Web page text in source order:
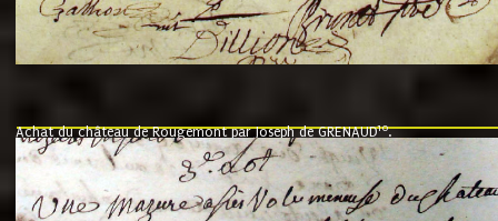
Achat du château de Rougemont par Joseph de GRENAUD10.
"l'an mil six cent soixante treze le ving neuvième jour du mois de
nommé fut présent Messire Claude Guillaume de Moyriat chevalier baron